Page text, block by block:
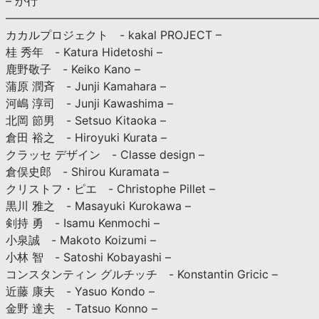
カカルプロジェクト - kakal PROJECT –
桂 秀年 - Katura Hidetoshi –
鹿野敬子 - Keiko Kano –
蒲原 潤斉 - Junji Kamahara –
河嶋 淳司 - Junji Kawashima –
北岡 節男 - Setsuo Kitaoka –
倉田 裕之 - Hiroyuki Kurata –
クラッセ デザイン - Classe design –
倉俣史郎 - Shirou Kuramata –
クリストフ・ピエ - Christophe Pillet –
黒川 雅之 - Masayuki Kurokawa –
剣持 勇 - Isamu Kenmochi –
小泉誠 - Makoto Koizumi –
小林 智 - Satoshi Kobayashi –
コンスタンティン グルチッチ - Konstantin Gricic –
近藤 康夫 - Yasuo Kondo –
金野 達夫 - Tatsuo Konno –